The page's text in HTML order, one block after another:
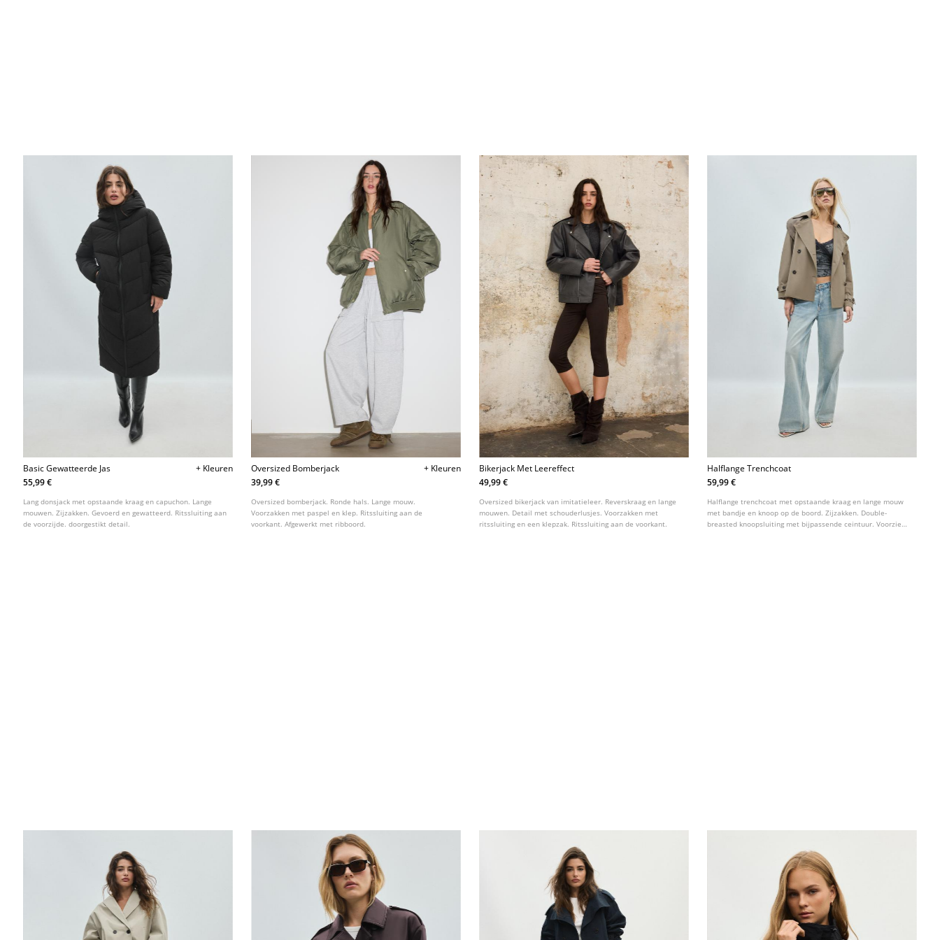
Basic Gewatteerde Jas
+ Kleuren
55,99 €
Lang donsjack met opstaande kraag en capuchon. Lange
mouwen. Zijzakken. Gevoerd en gewatteerd. Ritssluiting aan
de voorzijde. doorgestikt detail.
Oversized Bomberjack
+ Kleuren
39,99 €
Oversized bomberjack. Ronde hals. Lange mouw.
Voorzakken met paspel en klep. Ritssluiting aan de
voorkant. Afgewerkt met ribboord.
Bikerjack Met Leereffect
49,99 €
Oversized bikerjack van imitatieleer. Reverskraag en lange
mouwen. Detail met schouderlusjes. Voorzakken met
ritssluiting en een klepzak. Ritssluiting aan de voorkant.
Halflange Trenchcoat
59,99 €
Halflange trenchcoat met opstaande kraag en lange mouw
met bandje en knoop op de boord. Zijzakken. Double-
breasted knoopsluiting met bijpassende ceintuur. Voorzien